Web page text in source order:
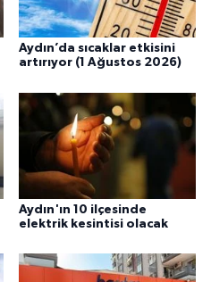
Aydın’da sıcaklar etkisini
artırıyor (1 Ağustos 2026)
Aydın'ın 10 ilçesinde
elektrik kesintisi olacak